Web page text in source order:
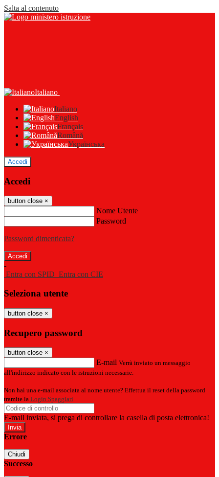
Salta al contenuto
Italiano
Italiano
English
Français
Română
Українська
Accedi
Accedi
button close ×
Nome Utente
Password
Password dimenticata?
-
Entra con SPID Entra con CIE
Seleziona utente
button close ×
Recupero password
button close ×
E-mail Verrà inviato un messaggio
all'indirizzo indicato con le istruzioni necessarie.
Non hai una e-mail associata al nome utente? Effettua il reset della password
tramite la Login Spaggiari
E-mail inviata, si prega di controllare la casella di posta elettronica!
Errore
Chiudi
Successo